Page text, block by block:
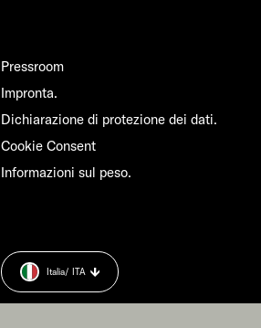
Pressroom
Impronta.
Dichiarazione di protezione dei dati.
Cookie Consent
Informazioni sul peso.
Italia/ ITA